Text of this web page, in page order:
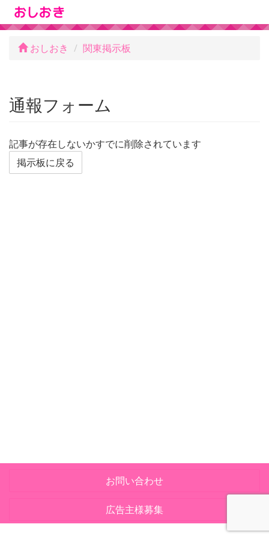
おしおき 関東掲示板
通報フォーム
記事が存在しないかすでに削除されています
掲示板に戻る
お問い合わせ
広告主様募集